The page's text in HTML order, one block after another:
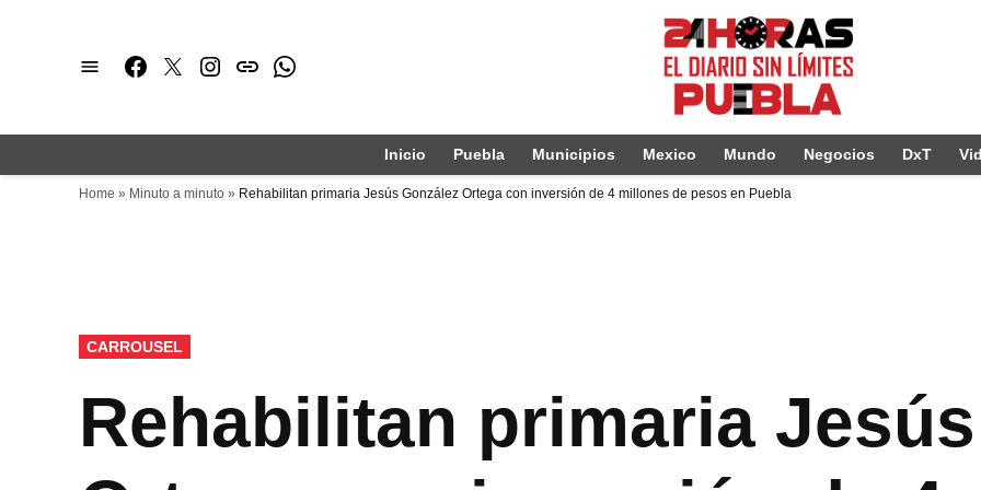
Facebook
TwitterInstagram
issuuWhatsapp
Inicio Puebla Municipios Mexico Mundo Negocios DxT
Home » Minuto a minuto » Rehabilitan primaria Jesús González Ortega con inversión de 4 millones de pesos en Puebla
PUBLICADO
EN
CARROUSEL
Rehabilitan primaria